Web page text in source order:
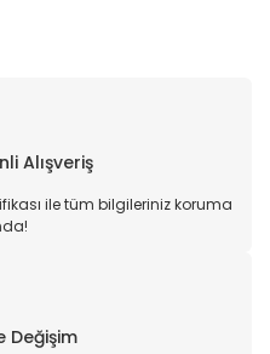
Alışveriş
ile tüm bilgileriniz koruma
Değişim